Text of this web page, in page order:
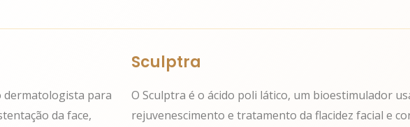
dermatologista para
da face,
Sculptra
O Sculptra é o ácido poli lático, um bioestimulador
rejuvenescimento e tratamento da flacidez facial e